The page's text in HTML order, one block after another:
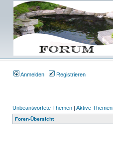
Anmelden Registrieren
Unbeantwortete Themen | Aktive Themen
Foren-Übersicht